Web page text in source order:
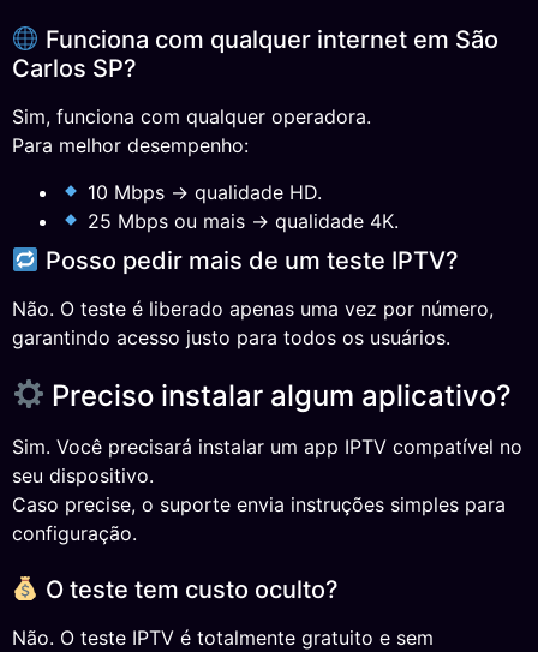
Funciona com qualquer internet em São
Carlos SP?
Sim, funciona com qualquer operadora.
Para melhor desempenho:
10 Mbps → qualidade HD.
25 Mbps ou mais → qualidade 4K.
Posso pedir mais de um teste IPTV?
Não. O teste é liberado apenas uma vez por número,
garantindo acesso justo para todos os usuários.
Preciso instalar algum aplicativo?
Sim. Você precisará instalar um app IPTV compatível no
seu dispositivo.
Caso precise, o suporte envia instruções simples para
configuração.
O teste tem custo oculto?
Não. O teste IPTV é totalmente gratuito e sem